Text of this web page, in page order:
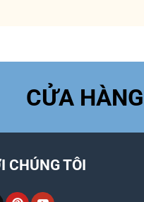
CỬA
CHÚNG TÔI